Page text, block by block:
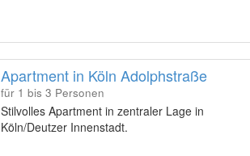
Apartment in Köln Adolphstraße
für 1 bis 3 Personen
Stilvolles Apartment in zentraler Lage in
Köln/Deutzer Innenstadt.